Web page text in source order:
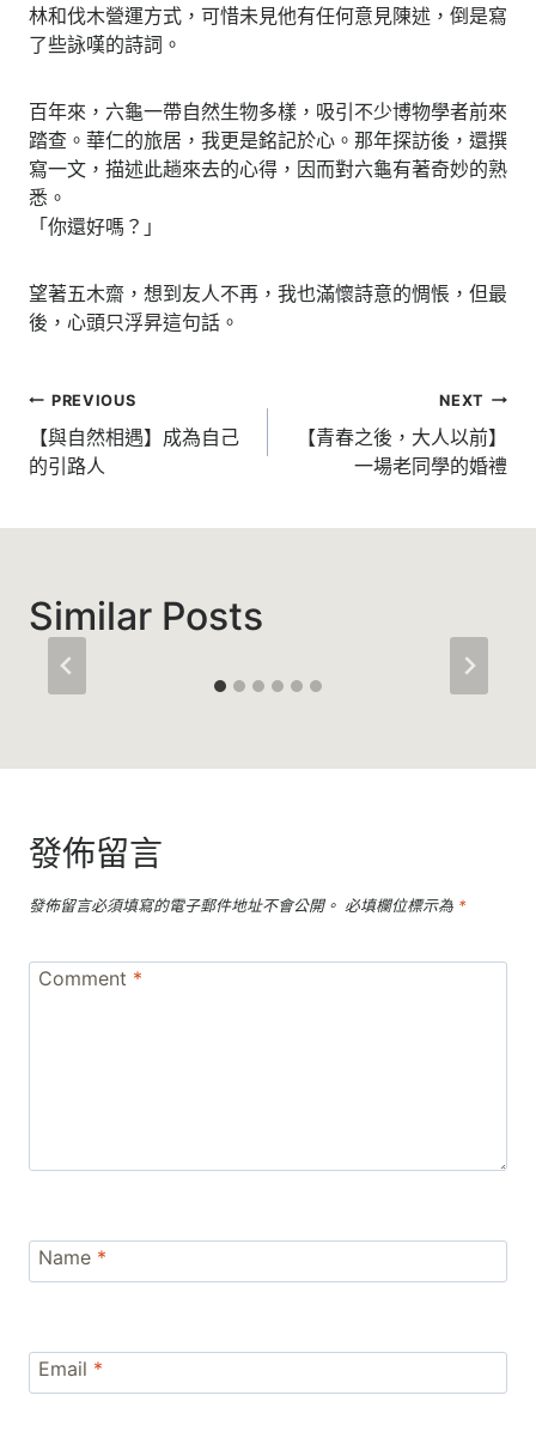
林和伐木營運方式，可惜未見他有任何意見陳述，倒是寫
了些詠嘆的詩詞。
百年來，六龜一帶自然生物多樣，吸引不少博物學者前來
踏查。華仁的旅居，我更是銘記於心。那年探訪後，還撰
寫一文，描述此趟來去的心得，因而對六龜有著奇妙的熟
悉。
「你還好嗎？」
望著五木齋，想到友人不再，我也滿懷詩意的惆悵，但最
後，心頭只浮昇這句話。
文
章
導
覽
PREVIOUS
【與自然相遇】成為自己
的引路人
NEXT
【青春之後，大人以前】
一場老同學的婚禮
Similar Posts
發佈留言
發佈留言必須填寫的電子郵件地址不會公開。 必填欄位標示為 *
Comment *
Name *
Email *